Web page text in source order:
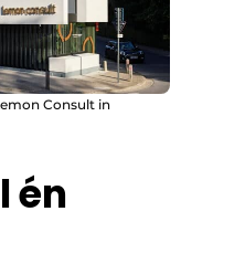
Consult in
én